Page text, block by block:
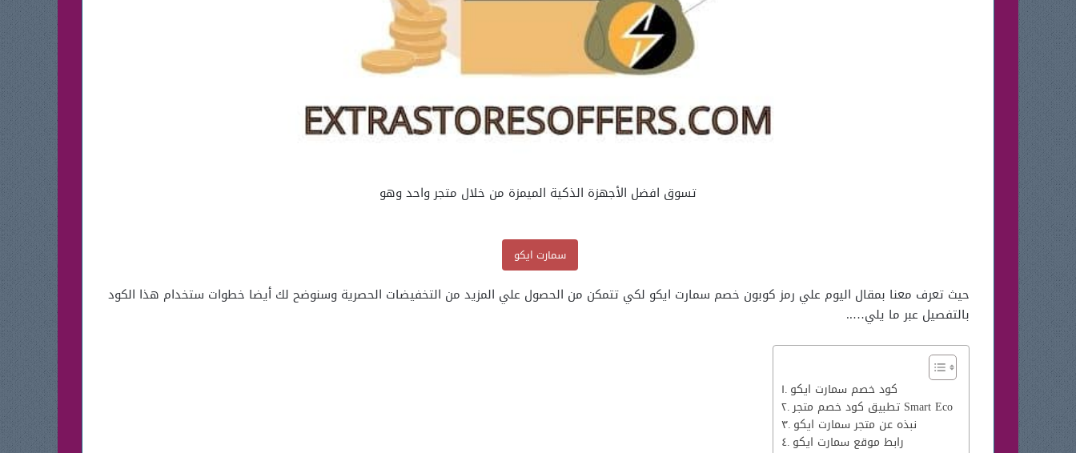
تسوق افضل الأجهزة الذكية الميمزة من خلال متجر واحد وهو
سمارت ايكو
حيث تعرف معنا بمقال اليوم علي رمز كوبون خصم سمارت ايكو لكي تتمكن من الحصول علي المزيد من التخفيضات الحصرية وسنوضح لك أيضا خطوات ستخدام هذا الكود
بالتفصيل عبر ما يلي…..
كود خصم سمارت ايكو
تطبيق كود خصم متجر Smart Eco
نبذه عن متجر سمارت ايكو
رابط موقع سمارت ايكو